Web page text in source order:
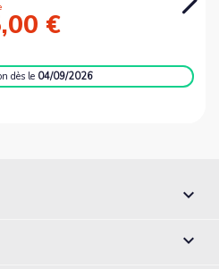
€
dès le 04/09/2026

